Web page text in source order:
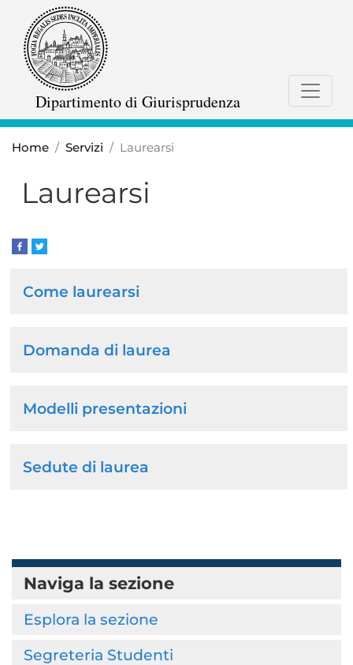
Dipartimento di Giurisprudenza
Home Servizi Laurearsi
Laurearsi
Navigazione
principale
Come laurearsi
Domanda di laurea
Modelli presentazioni
Sedute di laurea
Naviga la sezione
Esplora la sezione
Segreteria Studenti